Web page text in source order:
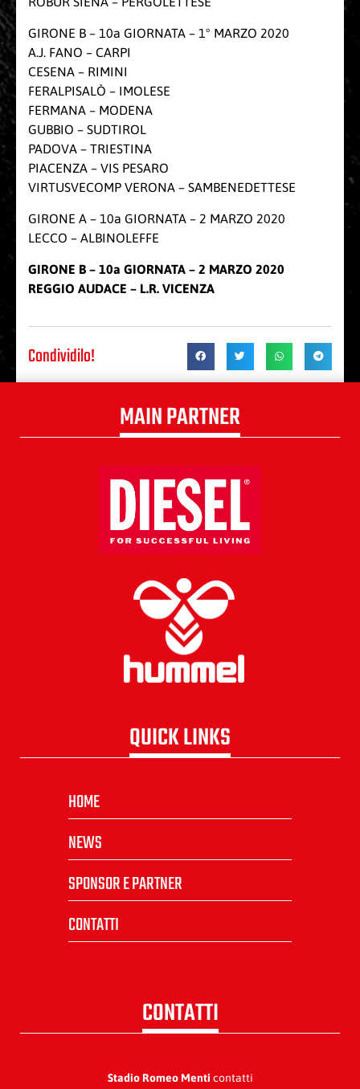
GIRONE B – 10a GIORNATA – 1° MARZO 2020
A.J. FANO – CARPI
CESENA – RIMINI
FERALPISALÒ – IMOLESE
FERMANA – MODENA
GUBBIO – SUDTIROL
PADOVA – TRIESTINA
PIACENZA – VIS PESARO
VIRTUSVECOMP VERONA – SAMBENEDETTESE
GIRONE A – 10a GIORNATA – 2 MARZO 2020
LECCO – ALBINOLEFFE
GIRONE B – 10a GIORNATA – 2 MARZO 2020
REGGIO AUDACE – L.R. VICENZA
Condividilo!
MAIN PARTNER
QUICK LINKS
HOME
NEWS
SPONSOR E PARTNER
CONTATTI
CONTATTI
Stadio Romeo Menti contatti